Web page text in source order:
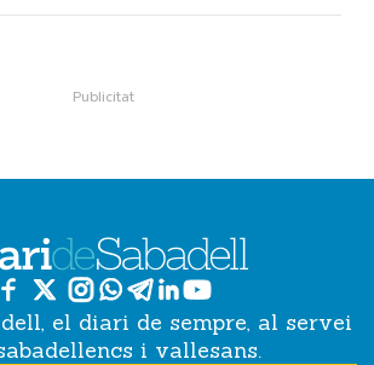
el diari de sempre, al servei
i vallesans.